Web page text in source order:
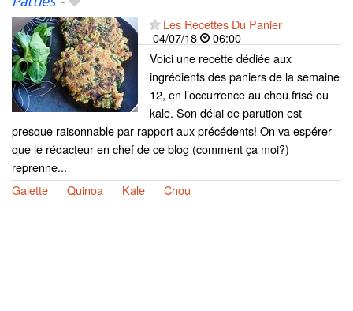
Les Recettes Du Panier
04/07/18
06:00
Voici une recette dédiée aux
ingrédients des paniers de la semaine
12, en l’occurrence au chou frisé ou
kale. Son délai de parution est
presque raisonnable par rapport aux précédents! On va espérer
que le rédacteur en chef de ce blog (comment ça moi?)
reprenne...
Galette
Quinoa Kale Chou